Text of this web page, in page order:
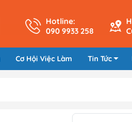
Hotline:
090 9933 258
Cơ Hội Việc Làm Tin Tức